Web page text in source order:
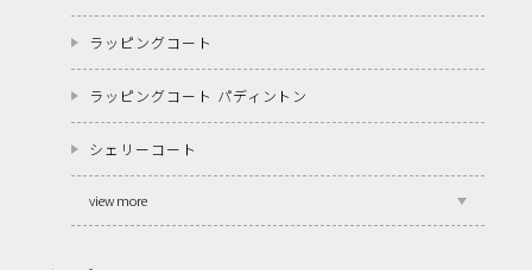
ラッピングコート
ラッピングコート パディントン
シェリーコート
view more